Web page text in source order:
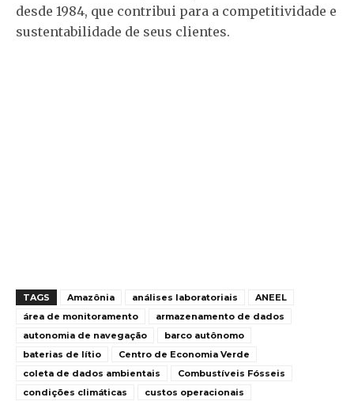
desde 1984, que contribui para a competitividade e
sustentabilidade de seus clientes.
TAGS Amazônia análises laboratoriais
ANEEL
área de monitoramento
armazenamento de dados
autonomia de navegação
barco autônomo
baterias de lítio
Centro de Economia Verde
coleta de dados ambientais
Combustíveis Fósseis
condições climáticas
custos operacionais